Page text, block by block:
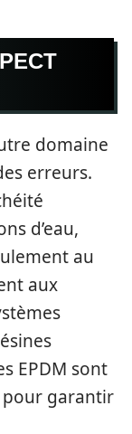
domaine
erreurs.
d’eau,
au
aux
EPDM sont
pour garantir